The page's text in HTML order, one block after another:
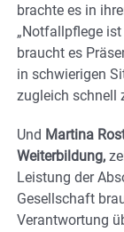
brachte es in
„Notfallpflege
braucht es
in schwierigen
zugleich schnell
Und Martina
Weiterbildung,
Leistung der
Gesellschaft
Verantwortung